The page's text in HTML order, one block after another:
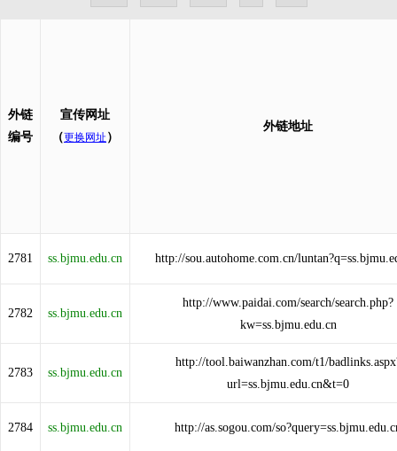
外链
编号
宣传网址
（更换网址 ）
外链地址
2781 ss.bjmu.edu.cn http://sou.autohome.com.cn/
2782 ss.bjmu.edu.cn
http://www.paidai.com/search/search.php?
kw=ss.bjmu.edu.cn
2783 ss.bjmu.edu.cn
http://tool.baiwanzhan.com/t1/
url=ss.bjmu.edu.cn&t=0
2784 ss.bjmu.edu.cn http://as.sogou.com/